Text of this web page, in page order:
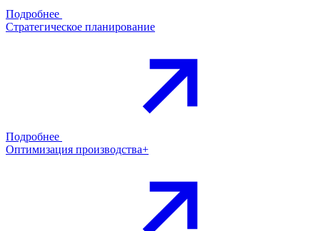
Подробнее
Стратегическое планирование
Подробнее
Оптимизация производства+